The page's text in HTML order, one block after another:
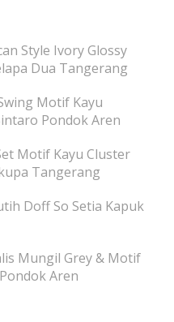
Style Ivory Glossy
Dua Tangerang
Motif Kayu
Pondok Aren
Motif Kayu Cluster
Tangerang
Doff So Setia Kapuk
Mungil Grey & Motif
Aren